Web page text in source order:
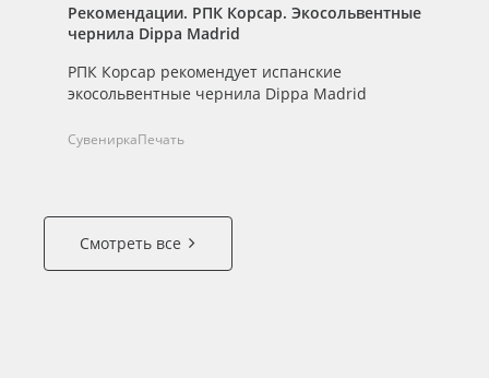
Рекомендации. РПК Корсар. Экосольвентные
чернила Dippa Madrid
РПК Корсар рекомендует испанские
экосольвентные чернила Dippa Madrid
СувениркаПечать
Смотреть все